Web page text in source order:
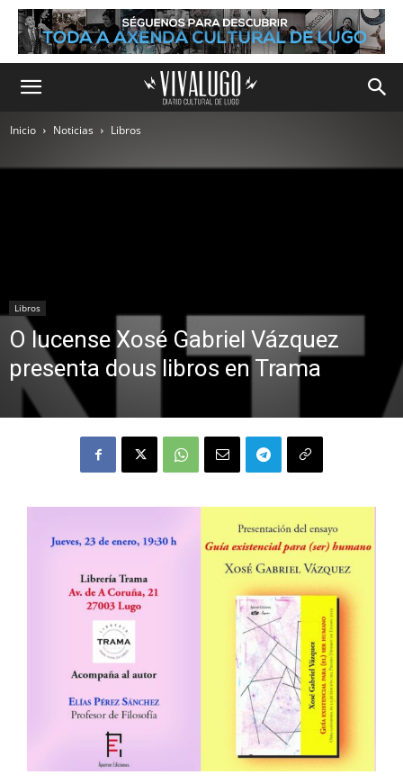
Inicio Noticias Libros
Libros
O lucense Xosé Gabriel Vázquez
presenta dous libros en Trama